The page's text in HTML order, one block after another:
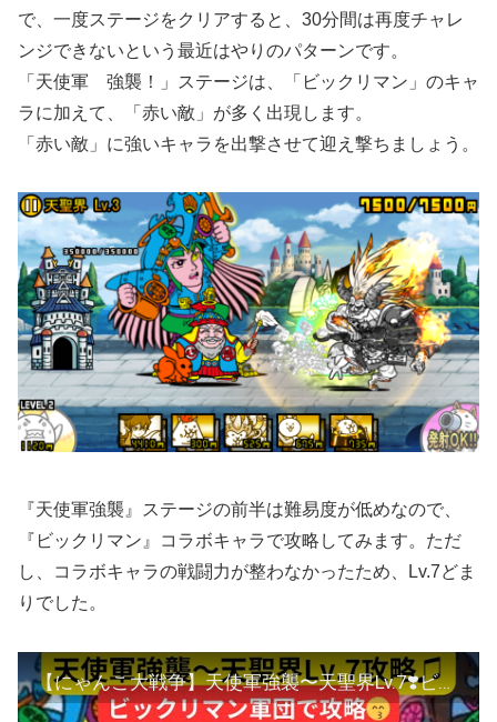
で、一度ステージをクリアすると、30分間は再度チャレ
ンジできないという最近はやりのパターンです。
「天使軍 強襲！」ステージは、「ビックリマン」のキャ
ラに加えて、「赤い敵」が多く出現します。
「赤い敵」に強いキャラを出撃させて迎え撃ちましょう。
『天使軍強襲』ステージの前半は難易度が低めなので、
『ビックリマン』コラボキャラで攻略してみます。ただ
し、コラボキャラの戦闘力が整わなかったため、Lv.7どま
りでした。
【にゃんこ大戦争】天使軍強襲〜天聖界Lv.7❣️ビックリマン軍団で攻略♫